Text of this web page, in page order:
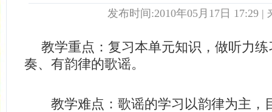
发布时间:2010年05月17日 17:29 |
教学重点：复习本单元知识，做听力
奏、有韵律的歌谣。
教学难点：歌谣的学习以韵律为主，